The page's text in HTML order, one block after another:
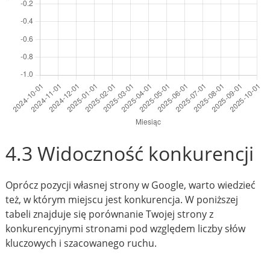
4.3 Widoczność konkurencji
Oprócz pozycji własnej strony w Google, warto wiedzieć
też, w którym miejscu jest konkurencja. W poniższej
tabeli znajduje się porównanie Twojej strony z
konkurencyjnymi stronami pod względem liczby słów
kluczowych i szacowanego ruchu.